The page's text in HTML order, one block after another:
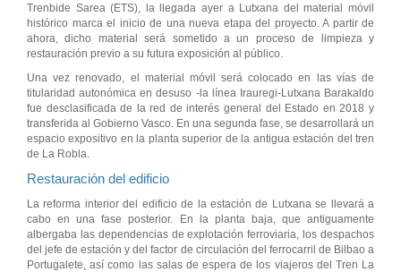
Trenbide Sarea (ETS), la llegada ayer a Lutxana del material móvil
histórico marca el inicio de una nueva etapa del proyecto. A partir de
ahora, dicho material será sometido a un proceso de limpieza y
restauración previo a su futura exposición al público.
Una vez renovado, el material móvil será colocado en las vías de
titularidad autonómica en desuso -la línea Irauregi-Lutxana Barakaldo
fue desclasificada de la red de interés general del Estado en 2018 y
transferida al Gobierno Vasco. En una segunda fase, se desarrollará un
espacio expositivo en la planta superior de la antigua estación del tren
de La Robla.
Restauración del edificio
La reforma interior del edificio de la estación de Lutxana se llevará a
cabo en una fase posterior. En la planta baja, que antiguamente
albergaba las dependencias de explotación ferroviaria, los despachos
del jefe de estación y del factor de circulación del ferrocarril de Bilbao a
Portugalete, así como las salas de espera de los viajeros del Tren La